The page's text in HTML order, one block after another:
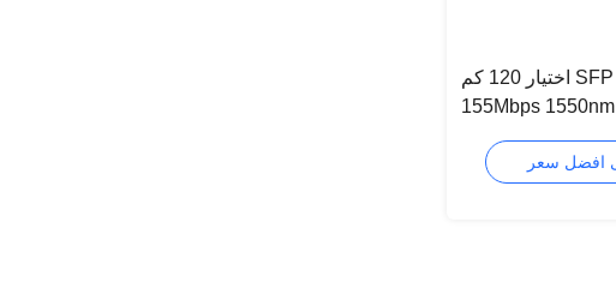
اختيار 120 كم SFP Hot Pluggable
155Mbps 1550nm متوافق مع SDH /